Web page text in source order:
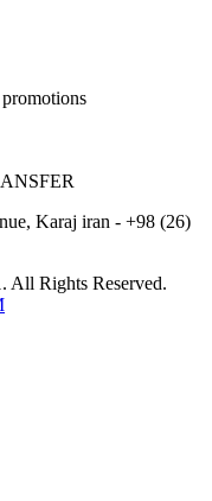
Karaj iran - +98 (26)
All Rights Reserved.